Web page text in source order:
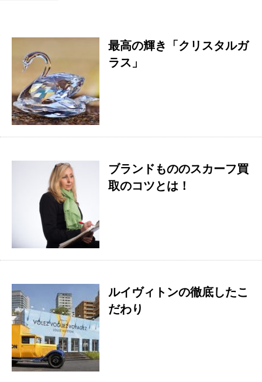
最高の輝き「クリスタルガ
ラス」
ブランドもののスカーフ買
取のコツとは！
ルイヴィトンの徹底したこ
だわり